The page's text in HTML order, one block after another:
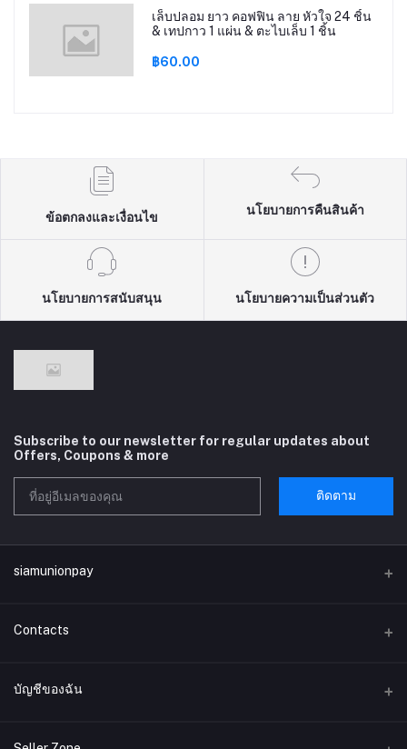
เล็บปลอม ยาว คอฟฟิน ลาย หัวใจ 24 ชิ้น
& เทปกาว 1 แผ่น & ตะไบเล็บ 1 ชิ้น
฿60.00
ข้อตกลงและเงื่อนไข
นโยบายการคืนสินค้า
นโยบายการสนับสนุน นโยบายความเป็นส่วนตัว
Subscribe to our newsletter for regular updates about
Offers, Coupons & more
ติดตาม
siamunionpay
Contacts
ที่อยู่
โทรศัพท์
บัญชีของฉัน
เข้าสู่ระบบ